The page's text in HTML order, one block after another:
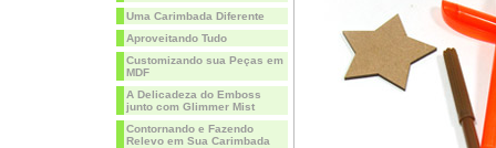
Uma Carimbada Diferente
Aproveitando Tudo
Customizando sua Peças em
MDF
A Delicadeza do Emboss
junto com Glimmer Mist
Contornando e Fazendo
Relevo em Sua Carimbada